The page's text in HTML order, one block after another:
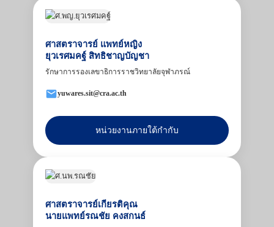
ศาสตราจารย์ แพทย์หญิง
ยุวเรศมคฐ์ สิทธิชาญบัญชา
รักษาการรองเลขาธิการราชวิทยาลัยจุฬาภรณ์
yuwares.sit@cra.ac.th
หน่วยงานภายใต้กำกับ
ศาสตราจารย์เกียรติคุณ
นายแพทย์รณชัย คงสกนธ์